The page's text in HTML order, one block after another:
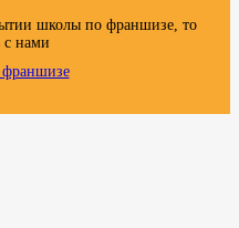
школы по франшизе, то
с нами